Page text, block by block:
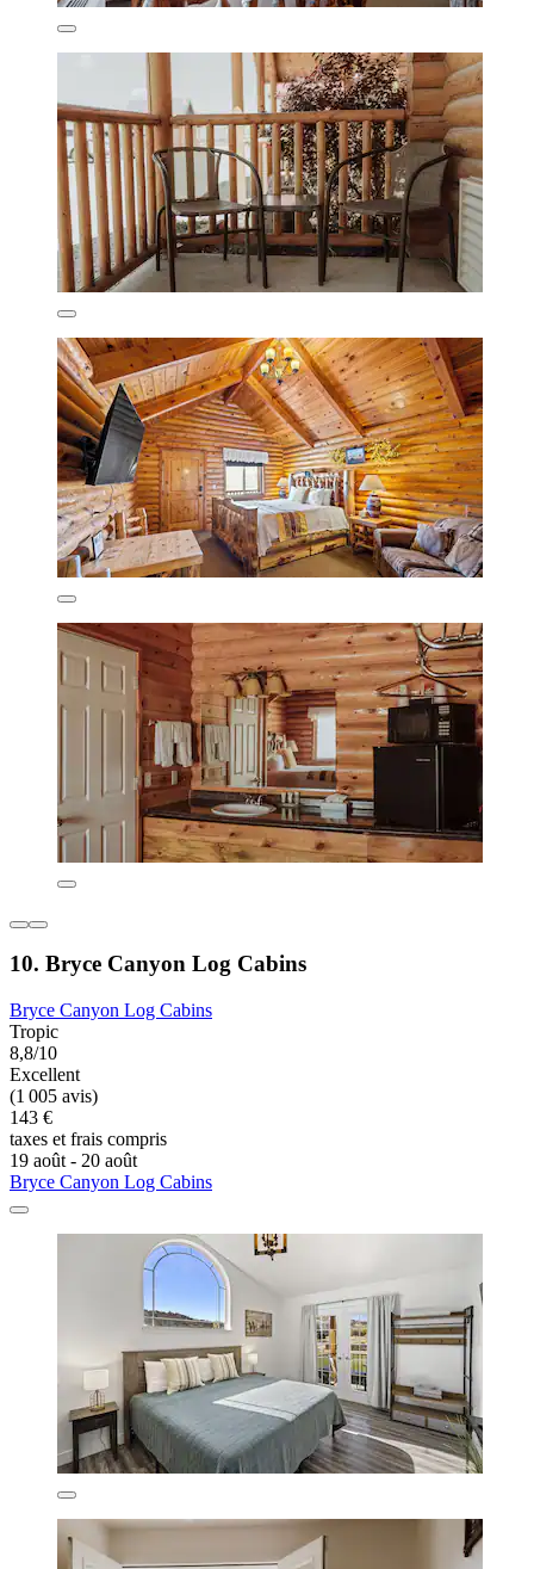
10. Bryce Canyon Log Cabins
Bryce Canyon Log Cabins
Tropic
8,8/10
Excellent
(1 005 avis)
143 €
taxes et frais compris
19 août - 20 août
Bryce Canyon Log Cabins